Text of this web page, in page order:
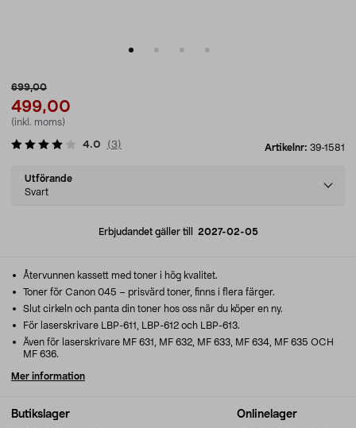
699,00
499,00
(inkl. moms)
Artikelnr: 39-1581
4.0 (3)
Select
variant
Utförande
Svart
Erbjudandet gäller till 2027-02-05
Butikslager Onlinelager
Återvunnen kassett med toner i hög kvalitet.
Toner för Canon 045 – prisvärd toner, finns i flera färger.
Slut cirkeln och panta din toner hos oss när du köper en ny.
För laserskrivare LBP-611, LBP-612 och LBP-613.
Även för laserskrivare MF 631, MF 632, MF 633, MF 634, MF 635 OCH
MF 636.
Mer information